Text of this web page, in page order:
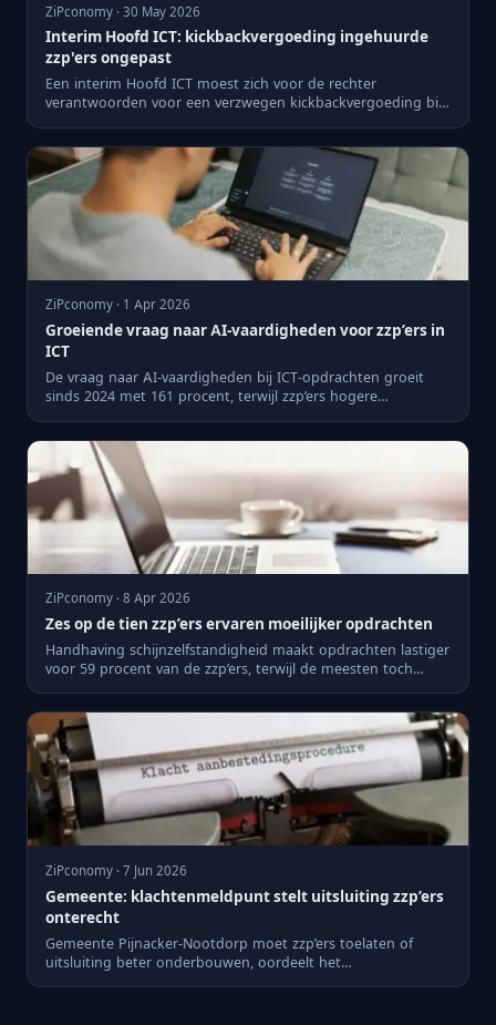
ZiPconomy · 30 May 2026
Interim Hoofd ICT: kickbackvergoeding ingehuurde
zzp'ers ongepast
Een interim Hoofd ICT moest zich voor de rechter
verantwoorden voor een verzwegen kickbackvergoeding bij
ZiPconomy · 1 Apr 2026
Groeiende vraag naar AI-vaardigheden voor zzp’ers in
ICT
De vraag naar AI-vaardigheden bij ICT-opdrachten groeit
sinds 2024 met 161 procent, terwijl zzp’ers hogere
ZiPconomy · 8 Apr 2026
Zes op de tien zzp’ers ervaren moeilijker opdrachten
Handhaving schijnzelfstandigheid maakt opdrachten lastiger
voor 59 procent van de zzp’ers, terwijl de meesten toch
ZiPconomy · 7 Jun 2026
Gemeente: klachtenmeldpunt stelt uitsluiting zzp’ers
onterecht
Gemeente Pijnacker-Nootdorp moet zzp’ers toelaten of
uitsluiting beter onderbouwen, oordeelt het